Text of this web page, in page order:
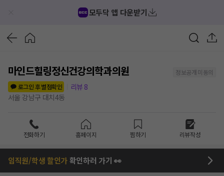
모두닥 앱 다운받기
마인드힐링정신건강의학과의원
정보공개 미동의
로그인 후 별점확인
리뷰 8
서울 강남구 대치4동
전화하기 홈페이지 찜하기 리뷰작성
임직원/학생 할인가확인하러 가기 👀